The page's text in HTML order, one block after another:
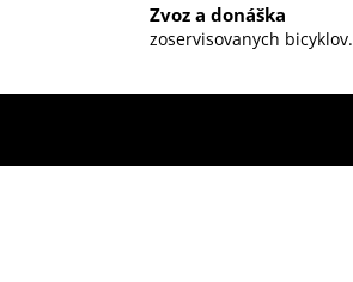
Zvoz a donáška
zoservisovanych bicyklov.